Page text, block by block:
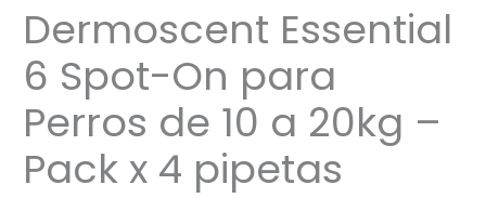
Dermoscent Essential
6 Spot-On para
Perros de 10 a 20kg –
Pack x 4 pipetas